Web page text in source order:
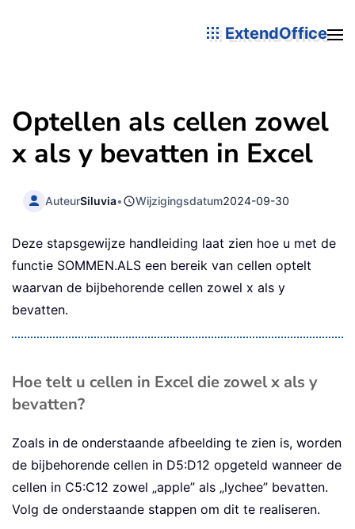
ExtendOffice
Optellen als cellen zowel
x als y bevatten in Excel
AuteurSiluvia• Wijzigingsdatum2024-09-30
Deze stapsgewijze handleiding laat zien hoe u met de
functie SOMMEN.ALS een bereik van cellen optelt
waarvan de bijbehorende cellen zowel x als y
bevatten.
Hoe telt u cellen in Excel die zowel x als y
bevatten?
Zoals in de onderstaande afbeelding te zien is, worden
de bijbehorende cellen in D5:D12 opgeteld wanneer de
cellen in C5:C12 zowel „apple” als „lychee” bevatten.
Volg de onderstaande stappen om dit te realiseren.